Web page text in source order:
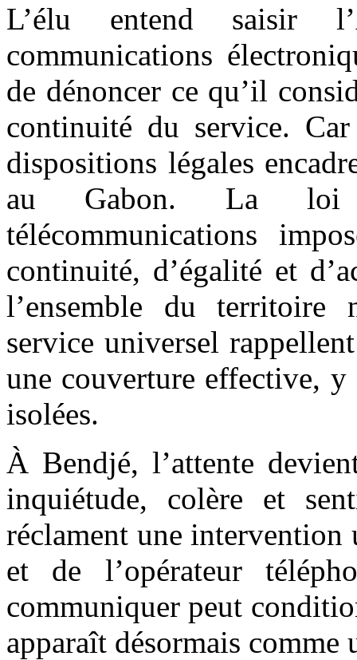
L’élu entend saisir
communications
de dénoncer ce qu’il
continuité du service.
dispositions légales
au Gabon. La loi
télécommunications
continuité, d’égalité et
l’ensemble du territoire
service universel
une couverture effective, y
isolées.
À Bendjé, l’attente
inquiétude, colère et
réclament une intervention
et de l’opérateur
communiquer peut
apparaît désormais comme